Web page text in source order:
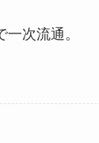
次流通。